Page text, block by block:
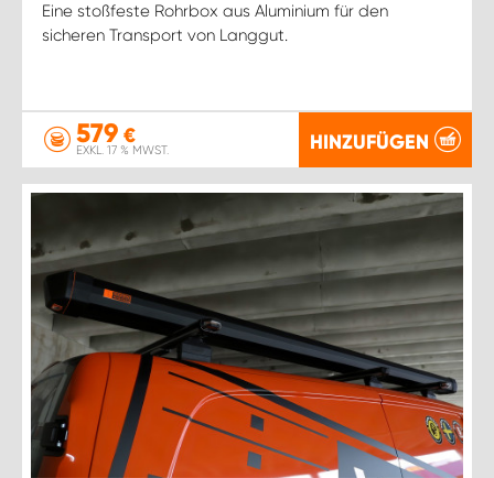
Eine stoßfeste Rohrbox aus Aluminium für den
sicheren Transport von Langgut.
579 €
EXKL. 17 % MWST. HINZUFÜGEN